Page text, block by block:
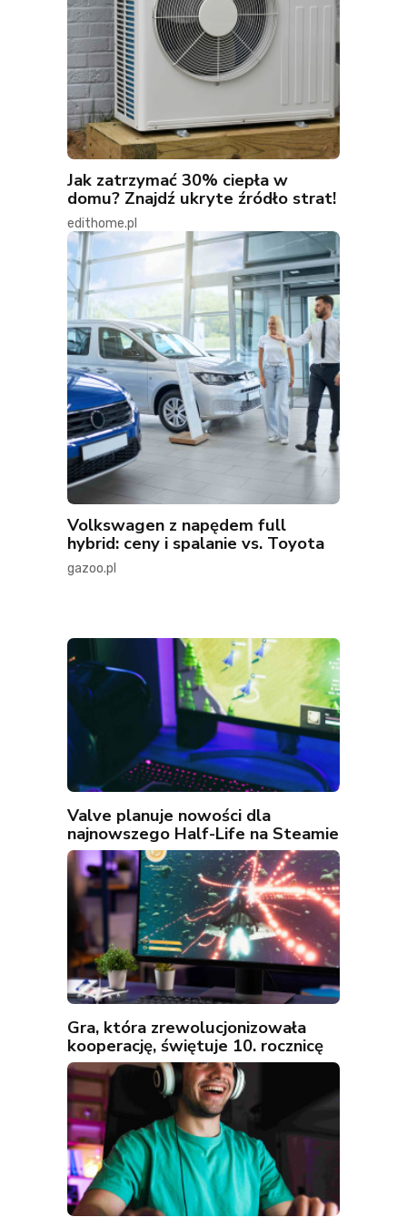
Jak zatrzymać 30% ciepła w
domu? Znajdź ukryte źródło strat!
edithome.pl
Volkswagen z napędem full
hybrid: ceny i spalanie vs. Toyota
gazoo.pl
Valve planuje nowości dla
najnowszego Half-Life na Steamie
Gra, która zrewolucjonizowała
kooperację, świętuje 10. rocznicę